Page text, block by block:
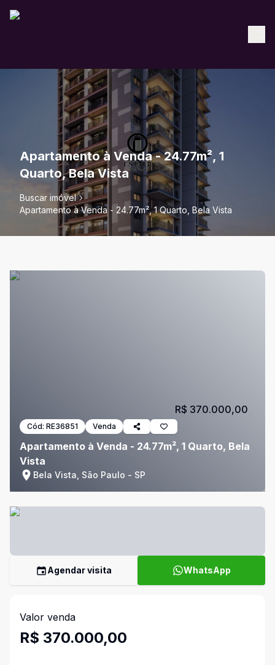
Apartamento à Venda - 24.77m², 1
Quarto, Bela Vista
Buscar imóvel
Apartamento à Venda - 24.77m², 1 Quarto, Bela Vista
Cód: RE36851 Venda
Apartamento à Venda - 24.77m², 1 Quarto, Bela
Vista
Bela Vista, São Paulo - SP
R$ 370.000,00
Agendar visita WhatsApp
Valor venda
R$ 370.000,00